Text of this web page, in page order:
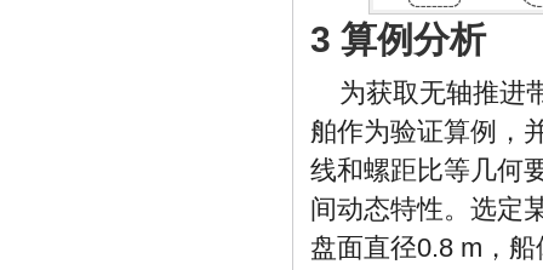
3 算例分析
为获取无轴推进
舶作为验证算例，
线和螺距比等几何
间动态特性。选定
盘面直径0.8 m，